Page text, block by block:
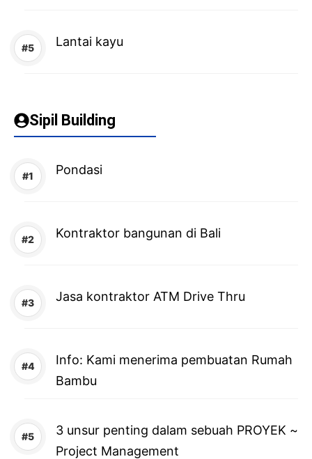
Lantai kayu
Sipil Building
Pondasi
Kontraktor bangunan di Bali
Jasa kontraktor ATM Drive Thru
Info: Kami menerima pembuatan Rumah
Bambu
3 unsur penting dalam sebuah PROYEK ~
Project Management